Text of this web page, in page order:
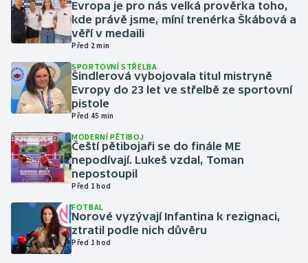
Gymnastika
Házená
Jezdectví
Judo
Krasobruslení
Lezení
Lyže a snowboard
Moderní pětiboj
Evropa je pro nás velká prověrka toho,
kde právě jsme, míní trenérka Škábová a
věří v medaili
Před 2 min
SPORTOVNÍ STŘELBA
Šindlerová vybojovala titul mistryně
Evropy do 23 let ve střelbě ze sportovní
pistole
Před 45 min
MODERNÍ PĚTIBOJ
Čeští pětibojaři se do finále ME
nepodívají. Lukeš vzdal, Toman
nepostoupil
Před 1 hod
FOTBAL
Norové vyzývají Infantina k rezignaci,
ztratil podle nich důvěru
Před 1 hod